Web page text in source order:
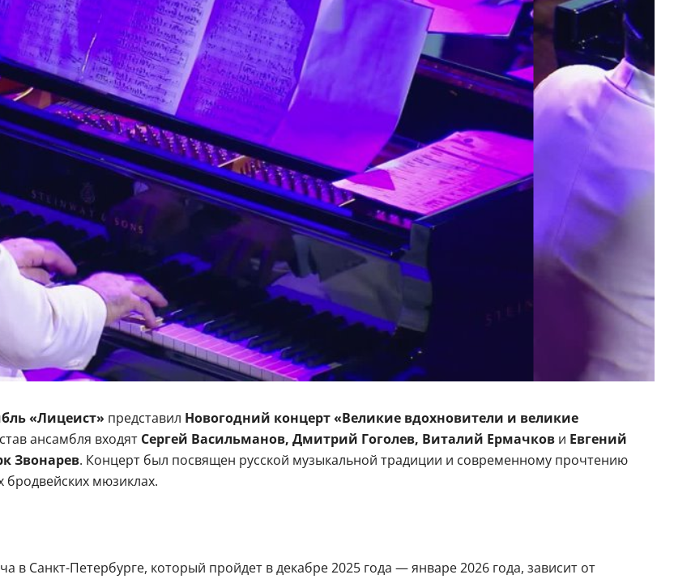
«Лицеист» представил Новогодний концерт «Великие вдохновители и великие
ансамбля входят Сергей Васильманов, Дмитрий Гоголев, Виталий Ермачков и Евгений
Звонарев. Концерт был посвящен русской музыкальной традиции и современному прочтению
бродвейских мюзиклах.
Санкт-Петербурге, который пройдет в декабре 2025 года — январе 2026 года, зависит от